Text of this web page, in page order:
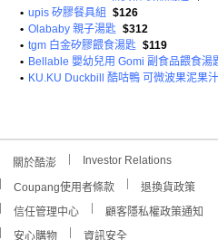
• upis 矽膠餐具組
$126
• Olababy 親子湯匙 $312
• tgm 白金矽膠餵食湯匙 $119
• Bellable 嬰幼兒用 Gomi 副食品餵食湯
• KU.KU Duckbill 酷咕鴨 可微波果泥果
關於酷澎 Investor Relations
Coupang使用者條款
退換貨政策
信任管理中心
顧客隱私權政策通知
安心購物
資訊安全